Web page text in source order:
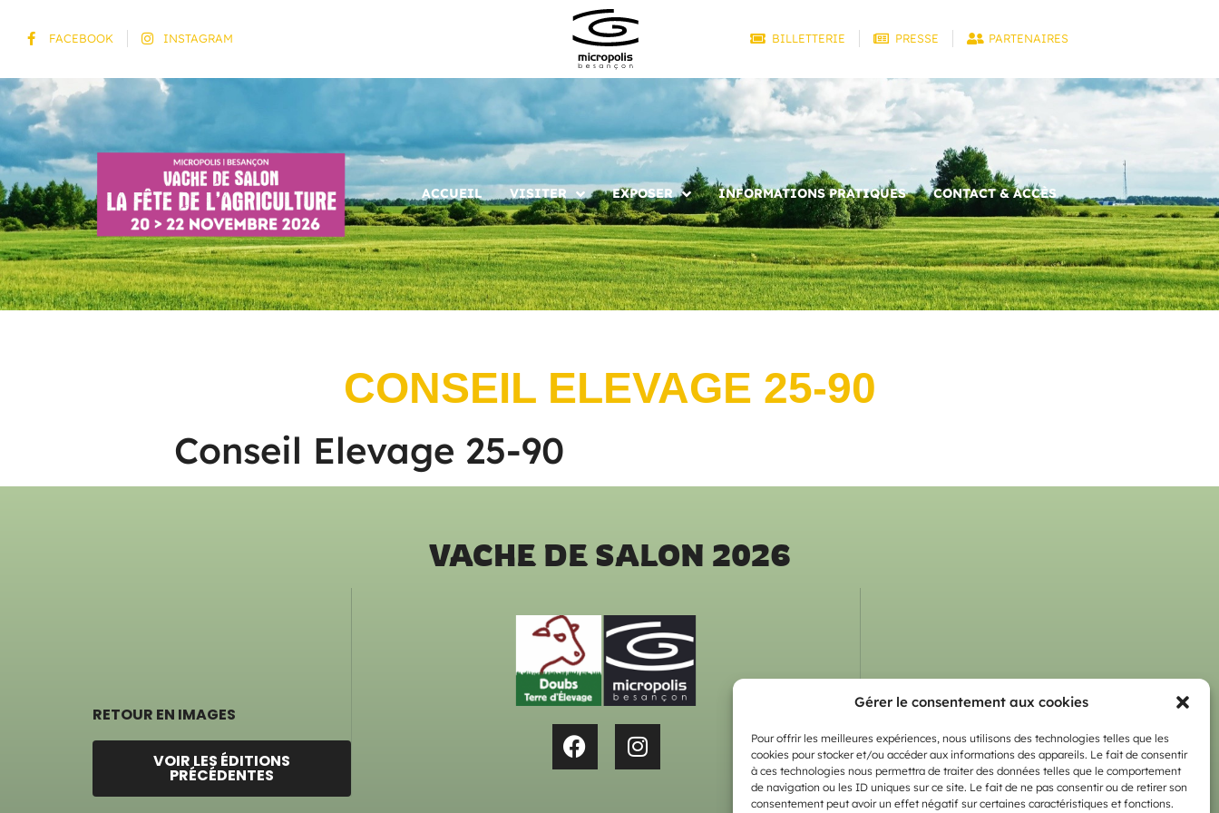
Gérer le consentement aux cookies
Pour offrir les meilleures expériences, nous utilisons des technologies telles que les
cookies pour stocker et/ou accéder aux informations des appareils. Le fait de consentir
à ces technologies nous permettra de traiter des données telles que le comportement
de navigation ou les ID uniques sur ce site. Le fait de ne pas consentir ou de retirer son
consentement peut avoir un effet négatif sur certaines caractéristiques et fonctions.
FACEBOOK INSTAGRAM BILLETTERIE PRESSE PARTENAIRES
ACCUEIL VISITER EXPOSER INFORMATIONS PRATIQUES CONTACT & ACCÈS
CONSEIL ELEVAGE 25-90
Conseil Elevage 25-90
VACHE DE SALON 2026
RETOUR EN IMAGES
VOIR LES ÉDITIONS
PRÉCÉDENTES
3 Boulevard Ouest
25050 Besançon cedex
Tél : 03 81 41 08 09